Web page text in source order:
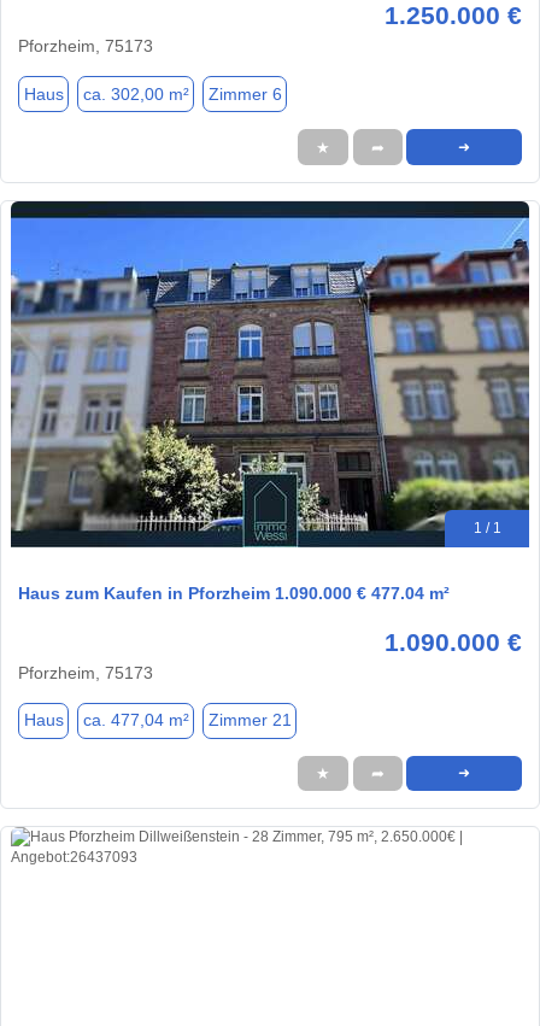
1.250.000 €
Pforzheim, 75173
Haus ca. 302,00 m² Zimmer 6
★ ➦ ➜
1 / 1
Haus zum Kaufen in Pforzheim 1.090.000 € 477.04 m²
1.090.000 €
Pforzheim, 75173
Haus ca. 477,04 m² Zimmer 21
★ ➦ ➜